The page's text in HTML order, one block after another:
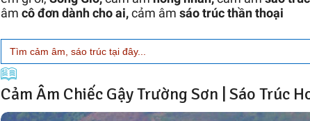
âm cô đơn dành cho ai,cảm âm sáo trúc thần thoại
Search
for:
Cảm Âm Chiếc Gậy Trường Sơn | Sáo Trúc